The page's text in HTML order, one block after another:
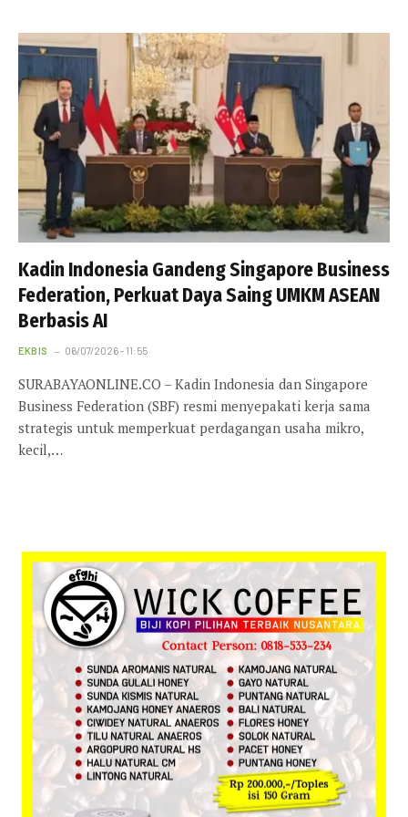
Kadin Indonesia Gandeng Singapore Business
Federation, Perkuat Daya Saing UMKM ASEAN
Berbasis AI
EKBIS 06/07/2026 - 11:55
SURABAYAONLINE.CO – Kadin Indonesia dan Singapore
Business Federation (SBF) resmi menyepakati kerja sama
strategis untuk memperkuat perdagangan usaha mikro,
kecil,…